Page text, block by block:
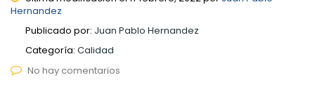
Hernandez
Publicado por: Juan Pablo Hernandez
Categoría: Calidad
No hay comentarios